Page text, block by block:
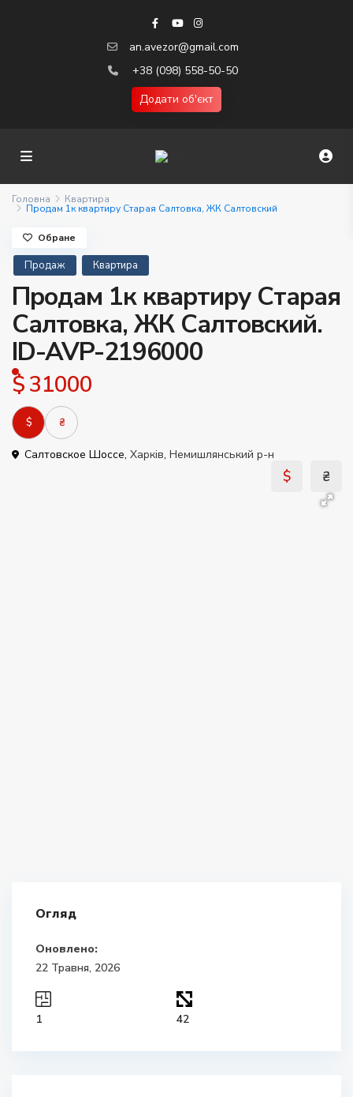
an.avezor@gmail.com
+38 (098) 558-50-50
Додати об'єкт
Головна Квартира
Продам 1к квартиру Старая Салтовка, ЖК Салтовский
Продаж Квартира
Продам 1к квартиру Старая
Салтовка, ЖК Салтовский.
ID-AVP-2196000
$ 31000
$ ₴
Салтовское Шоссе, Харків, Немишлянський р-н
Обране
Огляд
Оновлено:
22 Травня, 2026
1 42
$ ₴